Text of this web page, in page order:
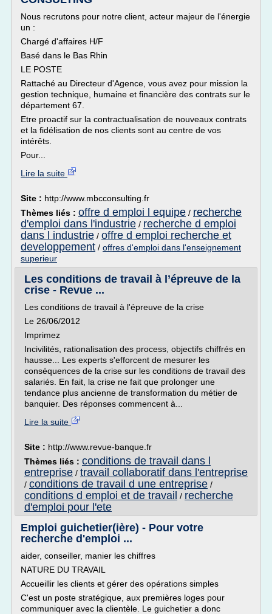
Nous recrutons pour notre client, acteur majeur de l'énergie
un :
Chargé d'affaires H/F
Basé dans le Bas Rhin
LE POSTE
Rattaché au Directeur d'Agence, vous avez pour mission la
gestion technique, humaine et financière des contrats sur le
département 67.
Etre proactif sur la contractualisation de nouveaux contrats
et la fidélisation de nos clients sont au centre de vos
intérêts.
Pour...
Lire la suite
Site : http://www.mbcconsulting.fr
Thèmes liés : offre d emploi l equipe / recherche
d'emploi dans l'industrie / recherche d emploi
dans l industrie / offre d emploi recherche et
developpement / offres d'emploi dans l'enseignement
superieur
Les conditions de travail à l’épreuve de la
crise - Revue ...
Les conditions de travail à l'épreuve de la crise
Le 26/06/2012
Imprimez
Incivilités, rationalisation des process, objectifs chiffrés en
hausse... Les experts s'efforcent de mesurer les
conséquences de la crise sur les conditions de travail des
salariés. En fait, la crise ne fait que prolonger une
tendance plus ancienne de transformation du métier de
banquier. Des réponses commencent à...
Lire la suite
Site : http://www.revue-banque.fr
Thèmes liés : conditions de travail dans l
entreprise / travail collaboratif dans l'entreprise
/ conditions de travail d une entreprise /
conditions d emploi et de travail / recherche
d'emploi pour l'ete
Emploi guichetier(ière) - Pour votre
recherche d'emploi ...
aider, conseiller, manier les chiffres
NATURE DU TRAVAIL
Accueillir les clients et gérer des opérations simples
C'est un poste stratégique, aux premières loges pour
communiquer avec la clientèle. Le guichetier a donc